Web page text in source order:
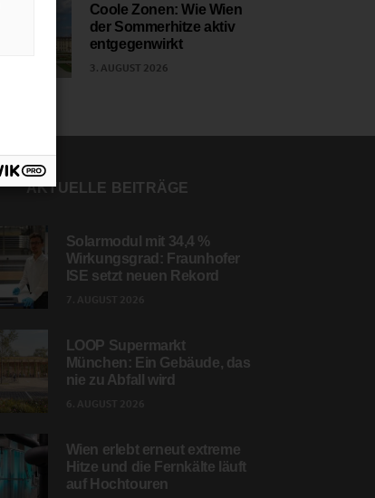
Coole Zonen: Wie Wien
der Sommerhitze aktiv
entgegenwirkt
3. AUGUST 2026
AKTUELLE BEITRÄGE
Solarmodul mit 34,4 %
Wirkungsgrad: Fraunhofer
ISE setzt neuen Rekord
LOOP Supermarkt
München: Ein Gebäude, das
nie zu Abfall wird
Wien erlebt erneut extreme
Hitze und die Fernkälte läuft
auf Hochtouren